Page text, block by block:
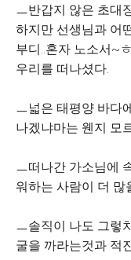
ㅡ반갑지 않은 초대
하지만 선생님과 어
부디..혼자 노소서~
우리를 떠나셨다.
ㅡ넓은 태평양 바다
나겠냐마는 웬지 모
ㅡ떠나간 가소님에
워하는 사람이 더 많
ㅡ솔직이 나도 그렇
굴을 까라는것과 적